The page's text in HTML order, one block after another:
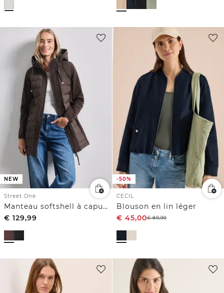
NEW
Street One
Manteau softshell à capuche et détails matelassés
€ 129,99
-50%
CECIL
Blouson en lin léger
€ 45,00€89,99